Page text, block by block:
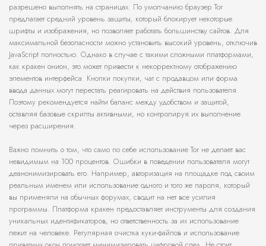
разрешено выполнять на страницах. По умолчанию браузер Tor
предлагает средний уровень защиты, который блокирует некоторые
шрифты и изображения, но позволяет работать большинству сайтов. Для
максимальной безопасности можно установить высокий уровень, отключив
JavaScript полностью. Однако в случае с такими сложными платформами,
как кракен онион, это может привести к некорректному отображению
элементов интерфейса. Кнопки покупки, чат с продавцом или форма
ввода данных могут перестать реагировать на действия пользователя.
Поэтому рекомендуется найти баланс между удобством и защитой,
оставляя базовые скрипты активными, но контролируя их выполнение
через расширения.
Важно помнить о том, что само по себе использование Tor не делает вас
невидимым на 100 процентов. Ошибки в поведении пользователя могут
деанонимизировать его. Например, авторизация на площадке под своим
реальным именем или использование одного и того же пароля, который
вы применяли на обычных форумах, сводит на нет все усилия
программы. Платформа кракен предоставляет инструменты для создания
уникальных идентификаторов, но ответственность за их использование
лежит на человеке. Регулярная очистка куки-файлов и использование